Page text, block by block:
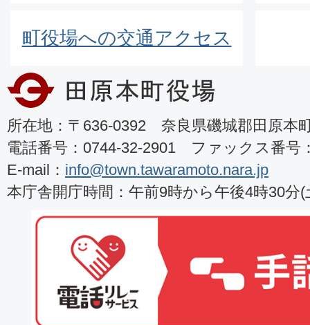
町役場への交通アクセス
所在地：〒636-0392 奈良県磯城郡田原本
電話番号：0744-32-2901 ファックス番号
E-mail： info@town.tawaramoto.nara.jp
本庁舎開庁時間：午前9時から午後4時30分